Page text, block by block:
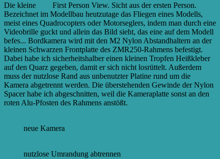
Die kleine
First Person View. Sicht aus der ersten Person.
Bezeichnet im Modellbau heutzutage das Fliegen eines Modells,
meist eines Quadrocopters oder Motorseglers, indem man durch eine
Videobrille guckt und allein das Bild sieht, das eine auf dem Modell
befes... Bordkamera wird mit den M2 Nylon Abstandhaltern an der
kleinen Schwarzen Frontplatte des ZMR250-Rahmens befestigt.
Dabei habe ich sicherheitshalber einen kleinen Tropfen Heißkleber
auf den Quarz gegeben, damit er sich nicht losrüttelt. Außerdem
muss der nutzlose Rand aus unbenutzter Platine rund um die
Kamera abgetrennt werden. Die überstehenden Gewinde der Nylon
Spacer habe ich abgeschnitten, weil die Kameraplatte sonst an den
roten Alu-Pfosten des Rahmens anstößt.
neue Kamera
nutzlose Umrandung abtrennen